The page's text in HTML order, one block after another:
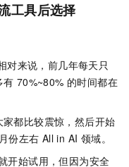
工具后选择
对来说，前几年每天只
70%~80% 的时间都在
都比较震惊，然后开始
份左右 All in AI 领域。
开始试用，但因为安全